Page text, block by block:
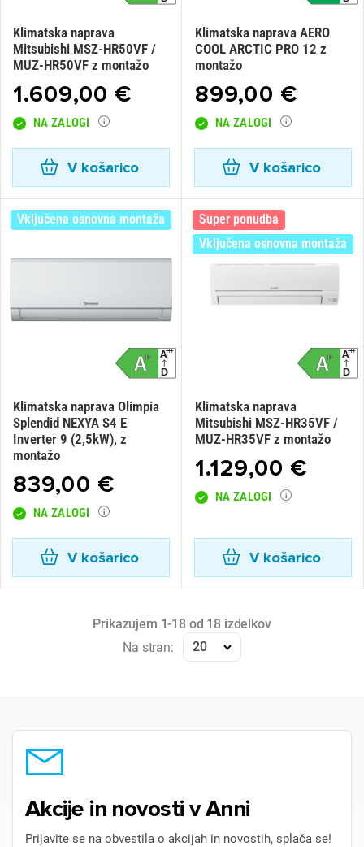
Klimatska naprava
Mitsubishi MSZ-HR50VF /
MUZ-HR50VF z montažo
1.609,00 €
NA ZALOGI
V košarico
Klimatska naprava AERO
COOL ARCTIC PRO 12 z
montažo
899,00 €
NA ZALOGI
V košarico
Vključena osnovna montaža
Klimatska naprava Olimpia
Splendid NEXYA S4 E
Inverter 9 (2,5kW), z
montažo
839,00 €
NA ZALOGI
V košarico
Super ponudba
Vključena osnovna montaža
Klimatska naprava
Mitsubishi MSZ-HR35VF /
MUZ-HR35VF z montažo
1.129,00 €
NA ZALOGI
V košarico
Prikazujem 1-18 od 18 izdelkov
Na stran:
20
Akcije in novosti v Anni
Prijavite se na obvestila o akcijah in novostih, splača se!